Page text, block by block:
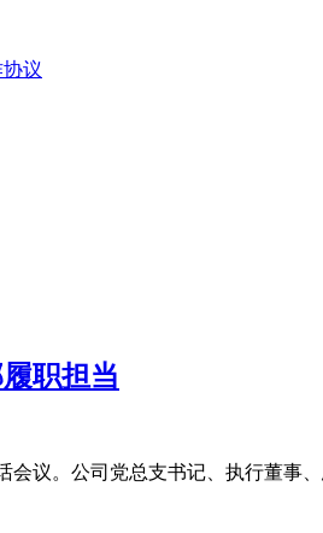
议
职担当
会议。公司党总支书记、执行董